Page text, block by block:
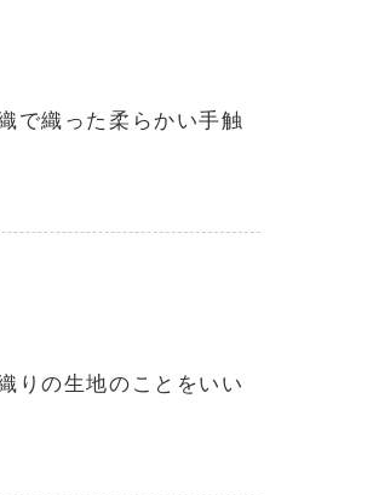
で織った柔らかい手触
りの生地のことをいい